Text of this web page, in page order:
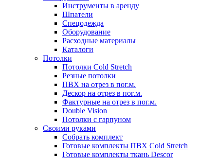
Инструменты в аренду
Шпатели
Спецодежда
Оборудование
Расходные материалы
Каталоги
Потолки
Потолки Cold Stretch
Резные потолки
ПВХ на отрез в пог.м.
Дескор на отрез в пог.м.
Фактурные на отрез в пог.м.
Double Vision
Потолки с гарпуном
Своими руками
Собрать комплект
Готовые комплекты ПВХ Cold Stretch
Готовые комплекты ткань Descor